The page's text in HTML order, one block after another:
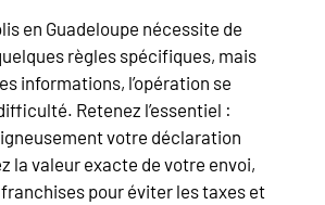
en Guadeloupe nécessite de
règles spécifiques, mais
informations, l’opération se
Retenez l’essentiel :
votre déclaration
la valeur exacte de votre envoi,
pour éviter les taxes et